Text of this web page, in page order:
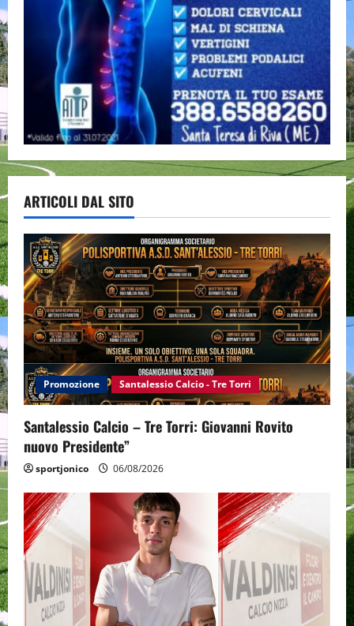
ARTICOLI DAL SITO
Promozione Santalessio Calcio - Tre Torri
Santalessio Calcio – Tre Torri: Giovanni Rovito
nuovo Presidente”
sportjonico 06/08/2026